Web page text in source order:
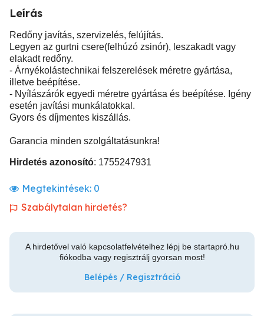
Leírás
Redőny javítás, szervizelés, felújítás.
Legyen az gurtni csere(felhúzó zsinór), leszakadt vagy
elakadt redőny.
- Árnyékolástechnikai felszerelések méretre gyártása,
illetve beépítése.
- Nyílászárók egyedi méretre gyártása és beépítése. Igény
esetén javítási munkálatokkal.
Gyors és díjmentes kiszállás.
Garancia minden szolgáltatásunkra!
Hirdetés azonosító: 1755247931
Megtekintések: 0
Szabálytalan hirdetés?
A hirdetővel való kapcsolatfelvételhez lépj be startapró.hu
fiókodba vagy regisztrálj gyorsan most!
Belépés / Regisztráció